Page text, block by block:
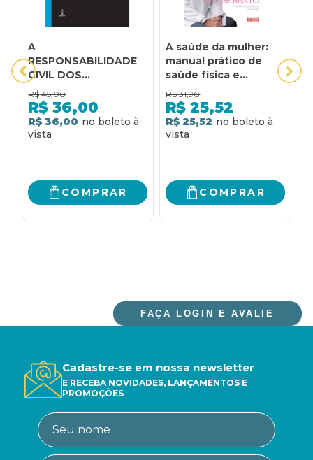
A
RESPONSABILIDADE
CIVIL DOS
ESTABELECIMENTOS
DE SAÚDE
R$ 45,00
R$ 36,00
R$ 36,00
COMPRAR
A saúde da mulher:
manual prático de
saúde física e
emocional para todas
as fases da vida
R$ 31,90
R$ 25,52
R$ 25,52
COMPRAR
FAÇA LOGIN E AVALIE
Cadastre-se em nossa newsletter
E RECEBA NOVIDADES, LANÇAMENTOS E
PROMOÇÕES